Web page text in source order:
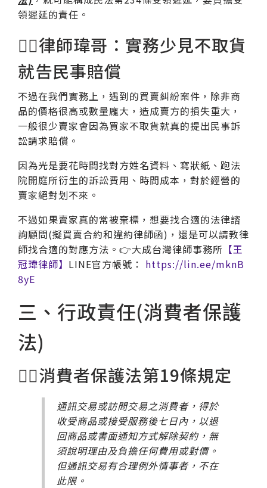
領遲延的責任。
🧑‍⚖律師瑋哥：實務少見不取貨
就告民事賠償
不過在我們實務上，遇到的買賣糾紛案件，除非商
品的價格很高或數量龐大，造成賣方的損失重大，
一般很少賣家會因為買家不取貨就真的提出民事訴
訟請求賠償。
因為光是要花時間找對方姓名資料、寫狀紙、跑法
院開庭所衍生的訴訟費用、時間成本，對於經營的
賣家絕對划不來。
不過如果賣家真的常被棄標，想要找合適的法律諮
詢顧問(擬買賣合約和違約律師函)，還是可以請教律
師找合適的對應方法。👉大成台灣律師事務所 【王
冠瑋律師】 LINE官方帳號： https://lin.ee/mknB
8yE
三、行政責任(消費者保護
法)
🧑‍⚖消費者保護法第19條規定
通訊交易或訪問交易之消費者，得於
收受商品或接受服務後七日內，以退
回商品或書面通知方式解除契約，無
須說明理由及負擔任何費用或對價。
但通訊交易有合理例外情事者，不在
此限。